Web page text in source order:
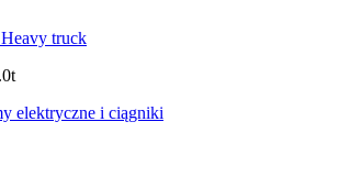
truck
elektryczne i ciągniki